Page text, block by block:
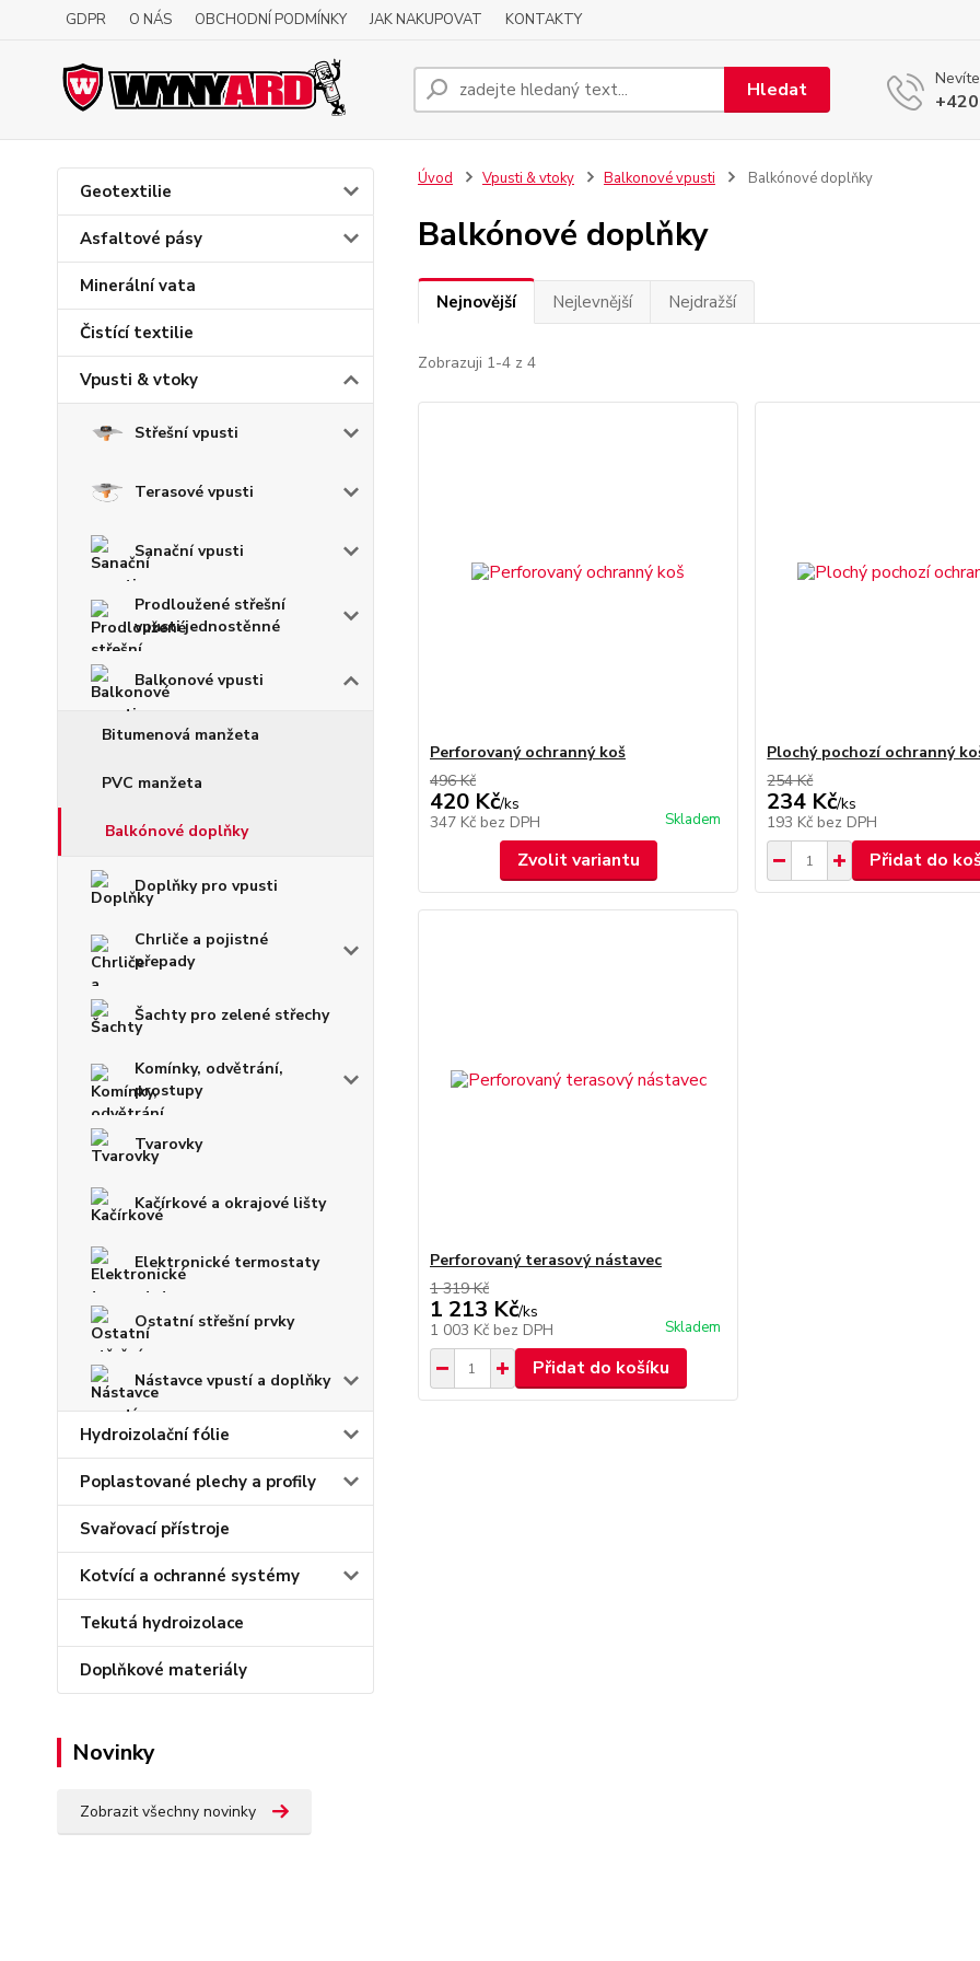
GDPR O NÁS OBCHODNÍ PODMÍNKY JAK NAKUPOVAT KONTAKTY
Hledat
Geotextilie
Asfaltové pásy
Minerální vata
Čistící textilie
Vpusti & vtoky
Střešní vpusti
Terasové vpusti
Sanační vpusti
Prodloužené střešní
vpusti jednostěnné
Balkonové vpusti
Bitumenová manžeta
PVC manžeta
Balkónové doplňky
Doplňky pro vpusti
Chrliče a pojistné
přepady
Šachty pro zelené střechy
Komínky, odvětrání,
prostupy
Tvarovky
Kačírkové a okrajové lišty
Elektronické termostaty
Ostatní střešní prvky
Nástavce vpustí a doplňky
Hydroizolační fólie
Poplastované plechy a profily
Svařovací přístroje
Kotvící a ochranné systémy
Tekutá hydroizolace
Doplňkové materiály
Novinky
Zobrazit všechny novinky
Úvod Vpusti & vtoky Balkonové vpusti Balkónové doplňky
Balkónové doplňky
Nejnovější Nejlevnější Nejdražší
Zobrazuji 1-4 z 4
Perforovaný ochranný koš
496 Kč
420 Kč/ks
347 Kč bez DPH Skladem
Zvolit variantu
Plochý pochozí ochranný
254 Kč
234 Kč/ks
193 Kč bez DPH
Přidat do
Perforovaný terasový nástavec
1 319 Kč
1 213 Kč/ks
1 003 Kč bez DPH Skladem
Přidat do košíku